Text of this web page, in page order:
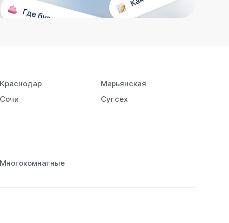
Краснодар
Марьянская
Сочи
Супсех
Многокомнатные